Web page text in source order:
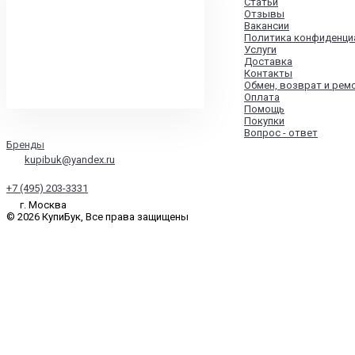
Отзывы
Вакансии
Политика
Услуги
Доставка
Контакты
Обмен, возврат и
Оплата
Помощь
Покупки
Вопрос - ответ
Бренды
kupibuk@yandex.ru
+7 (495) 203-3331
г. Москва
© 2026 КупиБук, Все права защищены